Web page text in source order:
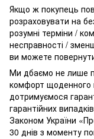
Якщо ж покупець
розраховувати на
розумні терміни /
несправності /
ви можете
Ми дбаємо не лише
комфорт щоденного
дотримуємося
гарантійних
Законом України
30 днів з моменту